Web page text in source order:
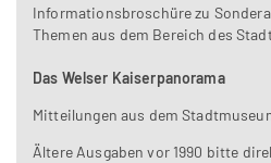
Informationsbroschüre zu
Themen aus dem Bereich des
Das Welser Kaiserpanorama
Mitteilungen aus dem
Ältere Ausgaben vor 1990 bitte